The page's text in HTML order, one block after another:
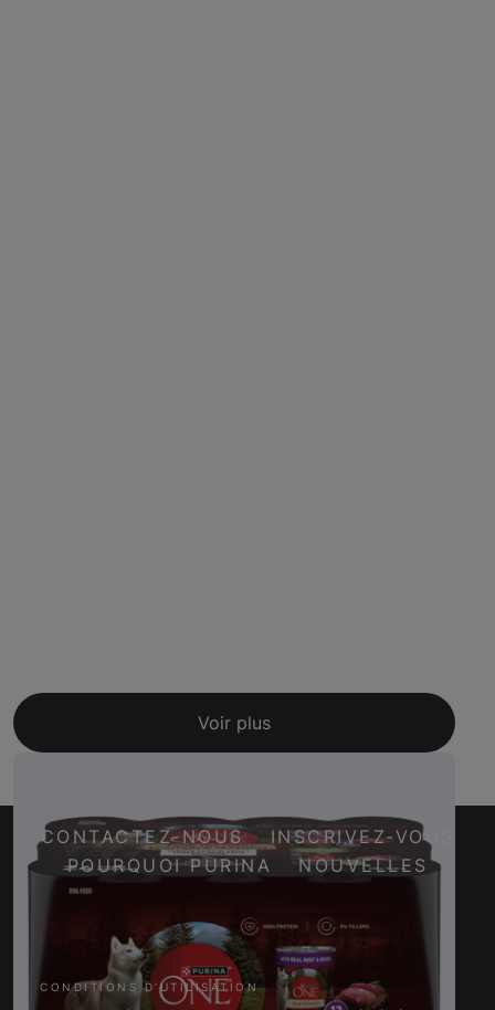
Voir plus
CONTACTEZ-NOUS
INSCRIVEZ-VOUS
POURQUOI PURINA
NOUVELLES
CONDITIONS D’UTILISATION